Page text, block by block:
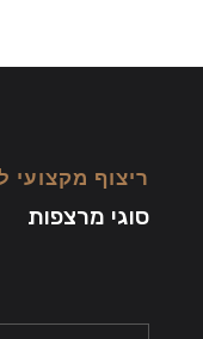
ריצוף מקצועי
סוגי מרצפות